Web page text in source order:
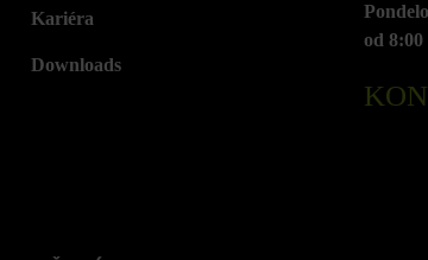
Kariéra
Downloads
od 8:00